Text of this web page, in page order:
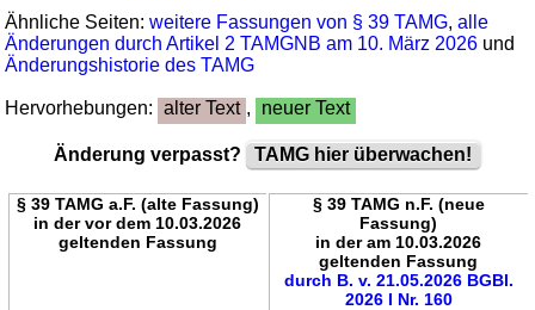
Ähnliche Seiten:weitere Fassungen von § 39 TAMG,alle
Änderungen durch Artikel 2 TAMGNB am 10. März 2026 und
Änderungshistorie des TAMG
Hervorhebungen: alter Text , neuer Text
Änderung verpasst? TAMG hier überwachen!
§ 39 TAMG a.F. (alte Fassung)
in der vor dem 10.03.2026
geltenden Fassung
§ 39 TAMG n.F. (neue
Fassung)
in der am 10.03.2026
geltenden Fassung
durch B. v. 21.05.2026 BGBl.
2026 I Nr. 160